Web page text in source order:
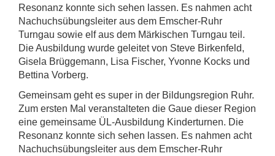
Resonanz konnte sich sehen lassen. Es nahmen acht
Nachuchsübungsleiter aus dem Emscher-Ruhr
Turngau sowie elf aus dem Märkischen Turngau teil.
Die Ausbildung wurde geleitet von Steve Birkenfeld,
Gisela Brüggemann, Lisa Fischer, Yvonne Kocks und
Bettina Vorberg.
Gemeinsam geht es super in der Bildungsregion Ruhr.
Zum ersten Mal veranstalteten die Gaue dieser Region
eine gemeinsame ÜL-Ausbildung Kinderturnen. Die
Resonanz konnte sich sehen lassen. Es nahmen acht
Nachuchsübungsleiter aus dem Emscher-Ruhr